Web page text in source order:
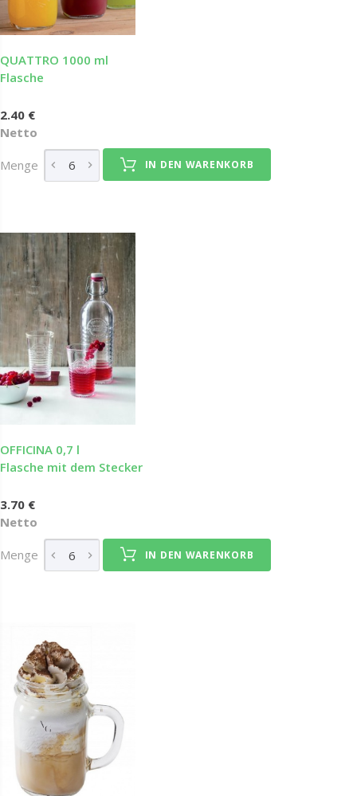
QUATTRO 1000 ml
Flasche
2.40 €
Netto
Menge IN DEN WARENKORB
OFFICINA 0,7 l
Flasche mit dem Stecker
3.70 €
Netto
Menge IN DEN WARENKORB